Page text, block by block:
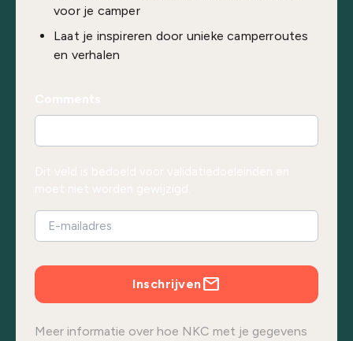
voor je camper
Laat je inspireren door unieke camperroutes
en verhalen
Inschrijven
Meer informatie over hoe NKC met je gegevens